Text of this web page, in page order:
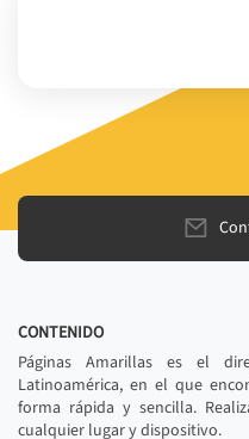
CONTENIDO
Páginas Amarillas es el
Latinoamérica, en el que
forma rápida y sencilla.
cualquier lugar y dispositivo.